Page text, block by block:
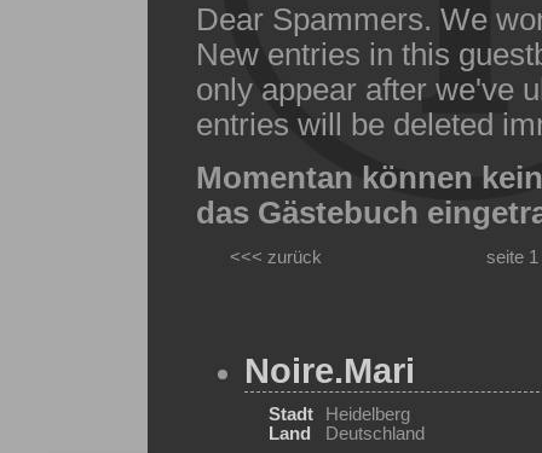
Dear Spammers. We
New entries in this
only appear after we've
entries will be deleted
Momentan können
das Gästebuch
<<< zurück seite
Noire.Mari
Stadt
Heidelberg
Land
Deutschland